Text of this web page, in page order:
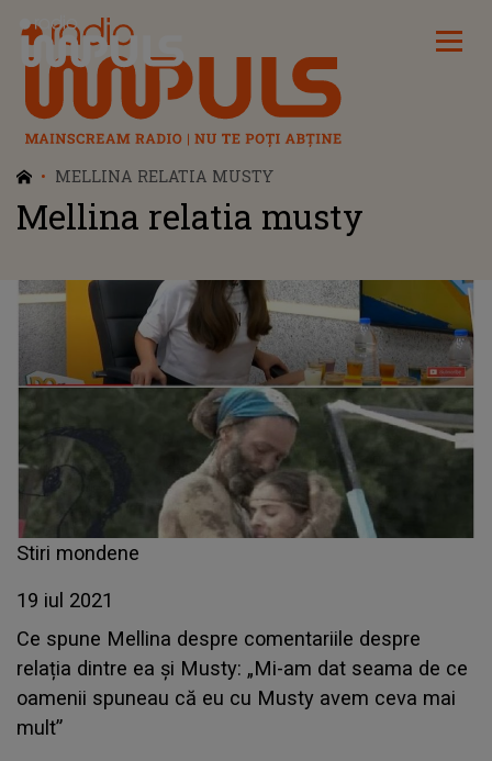
Radio Impuls
MELLINA RELATIA MUSTY
Mellina relatia musty
Stiri mondene
19 iul 2021
Ce spune Mellina despre comentariile despre
relația dintre ea și Musty: „Mi-am dat seama de ce
oamenii spuneau că eu cu Musty avem ceva mai
mult”